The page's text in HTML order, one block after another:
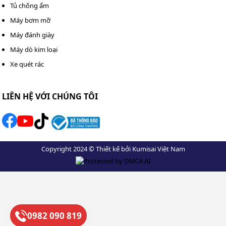
thống trước khi bật điện.
Không sử dụng áp lực cao liên tục: Chỉnh áp lực vừa
phải và tránh sử dụng ở mức cao trong thời gian dài
để đảm bảo độ bền cho máy.
thẳng để tránh tróc sơn.
0982 090 819
Tủ chống ẩm
Máy bơm mỡ
Máy đánh giày
Máy dò kim loại
Xe quét rác
LIÊN HỆ VỚI CHÚNG TÔI
Copyright 2024 © Thiết kế bởi Kumisai Việt Nam